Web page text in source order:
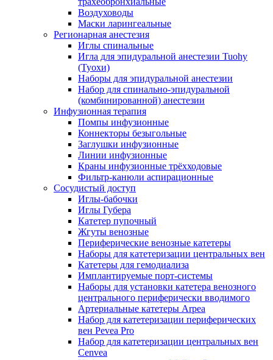
Воздуховоды
Маски ларингеальные
Регионарная анестезия
Иглы спинальные
Игла для эпидуральной анестезии Tuohy
(Туохи)
Наборы для эпидуральной анестезии
Набор для спинально-эпидуральной
(комбинированной) анестезии
Инфузионная терапия
Помпы инфузионные
Коннекторы безыгольные
Заглушки инфузионные
Линии инфузионные
Краны инфузионные трёхходовые
Фильтр-канюли аспирационные
Сосудистый доступ
Иглы-бабочки
Иглы Губера
Катетер пупочный
Жгуты венозные
Периферические венозные катетеры
Наборы для катетеризации центральных вен
Катетеры для гемодиализа
Имплантируемые порт‑системы
Наборы для установки катетера венозного
центрального периферически вводимого
Артериальные катетеры Arpea
Набор для катетеризации периферических
вен Pevea Pro
Набор для катетеризации центральных вен
Cenvea